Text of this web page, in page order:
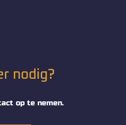
nodig?
op te nemen.